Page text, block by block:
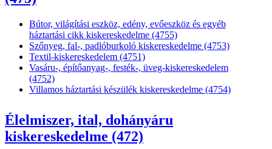
Bútor, világítási eszköz, edény, evőeszköz és egyéb
háztartási cikk kiskereskedelme (4755)
Szőnyeg, fal-, padlóburkoló kiskereskedelme (4753)
Textil-kiskereskedelem (4751)
Vasáru-, építőanyag-, festék-, üveg-kiskereskedelem
(4752)
Villamos háztartási készülék kiskereskedelme (4754)
Élelmiszer, ital, dohányáru
kiskereskedelme (472)